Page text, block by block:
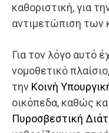
καθοριστική, για
αντιμετώπιση των
Για τον λόγο αυτό
νομοθετικό
την Κοινή
οικόπεδα, καθώς
Πυροσβεστική